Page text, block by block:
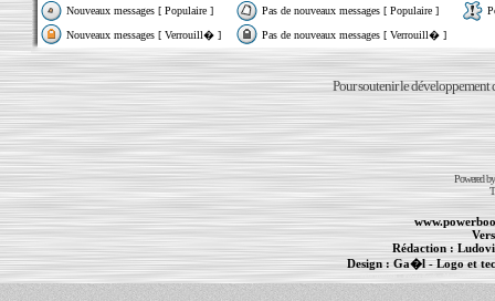
Nouveaux messages [ Populaire ]
Pas de nouveaux messages [ Populaire ]
Nouveaux messages [ Verrouill� ]
Pas de nouveaux messages [ Verrouill� ]
Pour soutenir le développement
Powered
Rédaction :
Design : Ga�l- Logo et
Informations :